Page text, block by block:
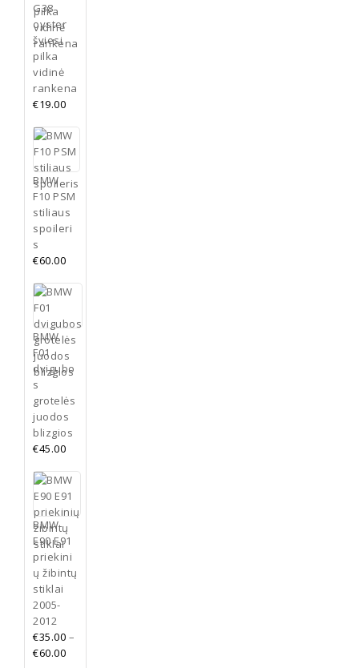
G38
oyster
šviesi
pilka
vidinė
rankena
€19.00
BMW
F10 PSM
stiliaus
spoileri
s
€60.00
BMW
F01
dvigubo
s
grotelės
juodos
blizgios
€45.00
BMW
E90 E91
priekini
ų žibintų
stiklai
2005-
2012
€35.00 –
€60.00